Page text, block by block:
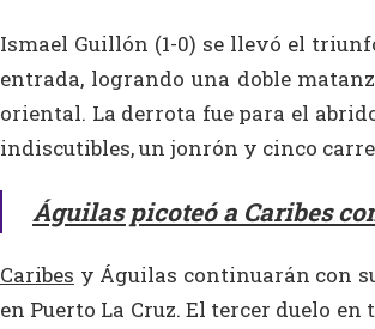
Ismael Guillón (1-0) se llevó el
entrada, logrando una doble
oriental. La derrota fue para el
indiscutibles, un jonrón y cinco
Águilas picoteó a Caribes
Caribes y Águilas continuarán con
en Puerto La Cruz. El tercer duelo